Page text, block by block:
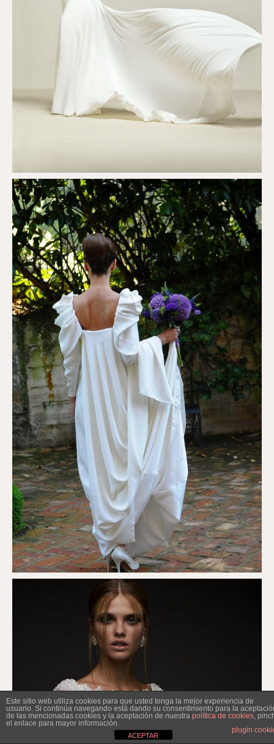
Este sitio web utiliza cookies para que usted tenga la mejor experiencia de
usuario. Si continúa navegando está dando su consentimiento para la
de las mencionadas cookies y la aceptación de nuestra política de cookies,
el enlace para mayor información.
plugin
ACEPTAR